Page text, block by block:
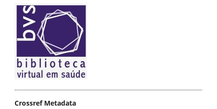
Crossref Metadata